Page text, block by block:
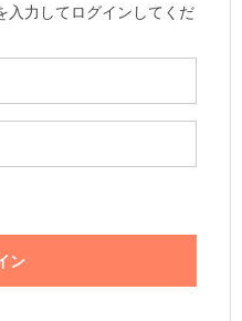
入力してログインしてくだ